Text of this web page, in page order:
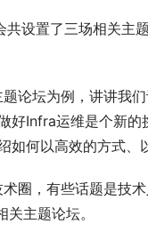
设置了三场相关主
论坛为例，讲讲我
好Infra运维是个新
如何以高效的方式、
圈，有些话题是技
主题论坛。